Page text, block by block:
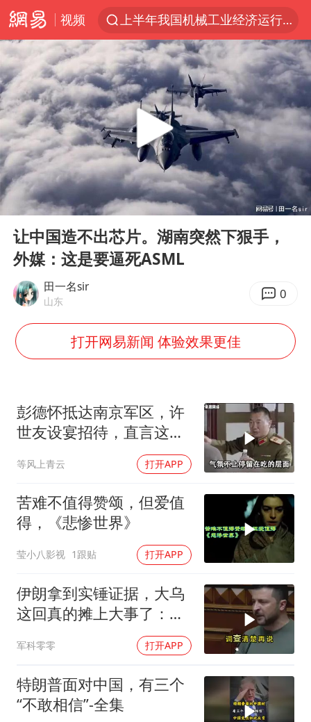
视频
上半年我国机械工业经济运行稳中有进
朱雨玲晋级WTT横滨冠军赛女单八强
女子开一天一夜空调后二氧化碳中毒
美国将对多晶硅衍生品加征15%关税
泰国校园枪击案死亡人数升至7人
陕西省委书记赶赴柞水县杏坪镇
女孩摆摊卖菌子时收到北大通知书
年内第一高价股今日打新
改名后的“青海拉面”店
粉笔教育发布“自曝式”公开信
四川宜宾市高县发生4.9级地震
公司“上四休三”但要降薪1000元
A股收盘：三大指数均涨超1%
“中国蔬菜之乡”最高温达41.8℃
如何把百年大党建设得更加坚强有力？
Play
00:00
让中国造不出芯片。湖南突然下狠手，
外媒：这是要逼死ASML
田一名sir
山东 0
打开网易新闻 体验效果更佳
彭德怀抵达南京军区，许
世友设宴招待，直言这是
等风上青云 打开APP
苦难不值得赞颂，但爱值
得，《悲惨世界》
莹小八影视 1跟贴 打开APP
伊朗拿到实锤证据，大乌
这回真的摊上大事了：私
军科零零 打开APP
特朗普面对中国，有三个
“不敢相信”-全集